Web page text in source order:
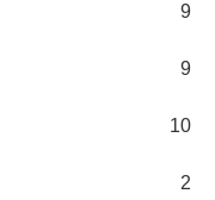
9
9
10
2